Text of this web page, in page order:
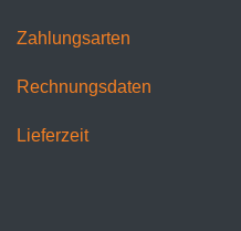
Zahlungsarten
Rechnungsdaten
Lieferzeit